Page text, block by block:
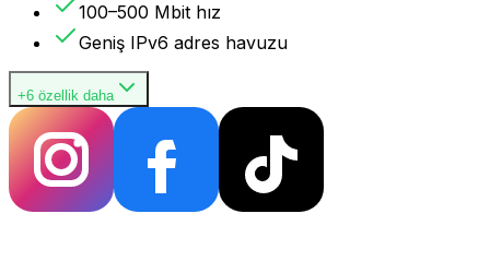
100–500 Mbit hız
Geniş IPv6 adres havuzu
+6 özellik daha